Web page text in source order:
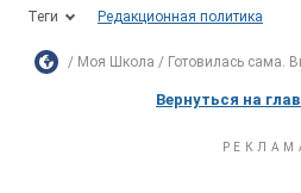
Теги Редакционная политика
Моя Школа Готовилась сама.
Вернуться на